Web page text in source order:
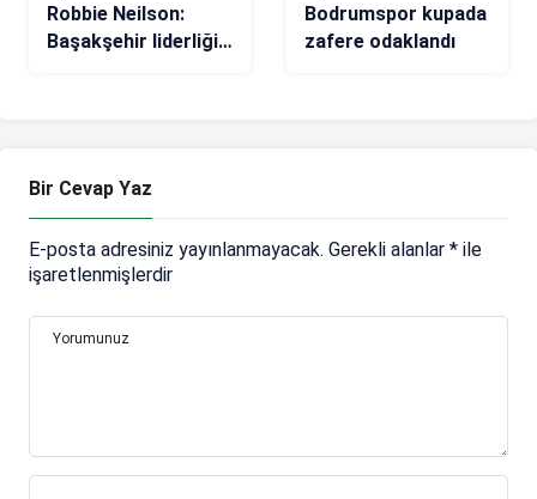
Robbie Neilson:
Başakşehir liderliği
Bodrumspor kupada
zafere odaklandı
Bir Cevap Yaz
E-posta adresiniz yayınlanmayacak. Gerekli alanlar * ile
işaretlenmişlerdir
Yorumunuz